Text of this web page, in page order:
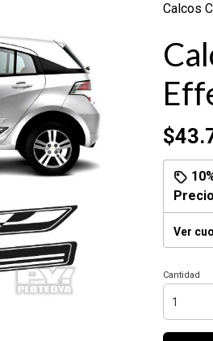
Calcos
Ver
Cantidad